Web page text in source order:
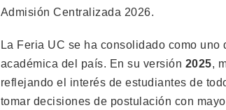
Admisión Centralizada 2026.
La Feria UC se ha consolidado como
académica del país. En su versión 2025,
reflejando el interés de estudiantes de
tomar decisiones de postulación con